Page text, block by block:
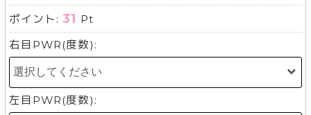
ポイント:31 Pt
右目PWR(度数):
左目PWR(度数):